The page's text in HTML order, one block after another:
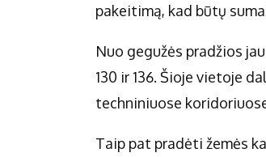
pakeitimą, kad būtų
Nuo gegužės pradžios
130 ir 136. Šioje vietoje
techniniuose
Taip pat pradėti žemės